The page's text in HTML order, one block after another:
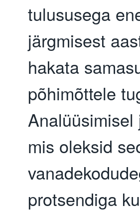
tulususega
järgmisest
hakata
põhimõttele
mis oleksid
protsendiga